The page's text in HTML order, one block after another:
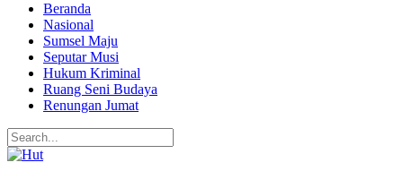
Beranda
Nasional
Sumsel Maju
Seputar Musi
Hukum Kriminal
Ruang Seni Budaya
Renungan Jumat